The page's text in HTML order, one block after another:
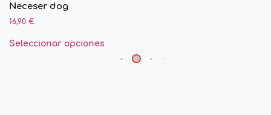
Neceser dog
16,90 €
Seleccionar opciones